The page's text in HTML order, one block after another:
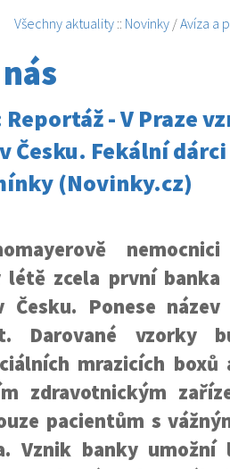
Všechny aktuality :: Novinky /Avíza a
Reportáž - V Praze
Česku. Fekální
(Novinky.cz)
nemocnici
zcela první banka
Ponese název
Darované vzorky
mrazicích
zdravotnickým
pacientům s
Vznik banky umožní